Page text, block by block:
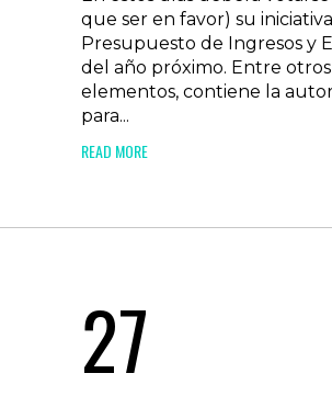
que ser en favor) su
Presupuesto de Ingresos y
del año próximo. Entre otros
elementos, contiene la
para...
READ MORE
27